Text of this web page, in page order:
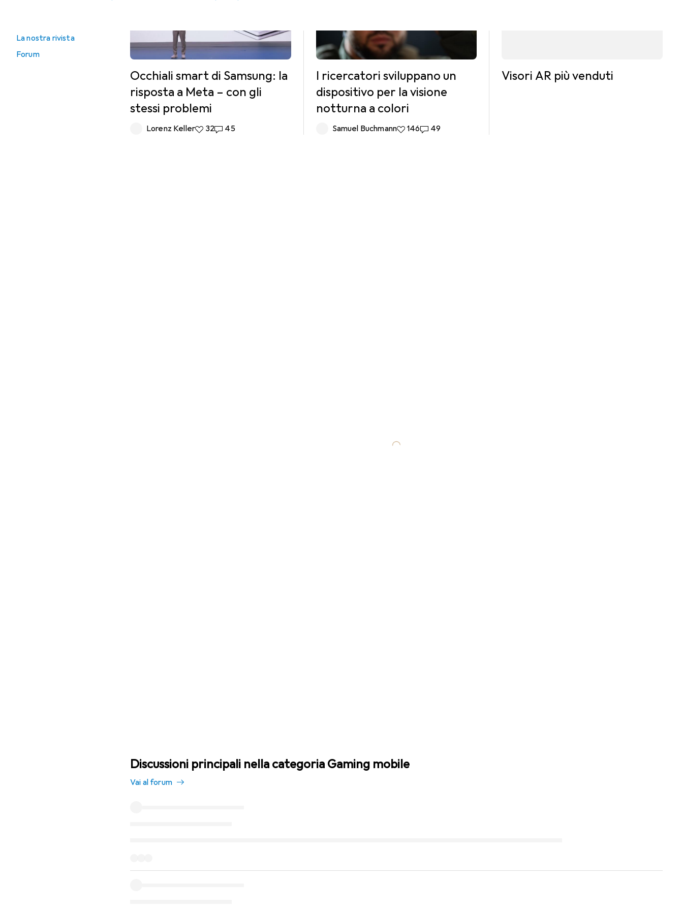
La nostra rivista
Forum
Occhiali smart di Samsung: la
risposta a Meta – con gli
stessi problemi
Lorenz Keller32 like
3245 commenti
45
I ricercatori sviluppano un
dispositivo per la visione
notturna a colori
Samuel Buchmann146 like
14649 commenti
49
Visori AR più venduti
Discussioni principali nella categoria Gaming mobile
Vai al forum